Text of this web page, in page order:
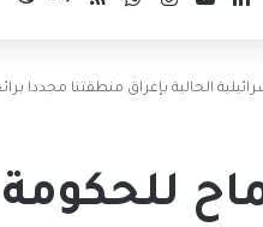
الحالية بإغراق منطقتنا مجددا
للحكومة